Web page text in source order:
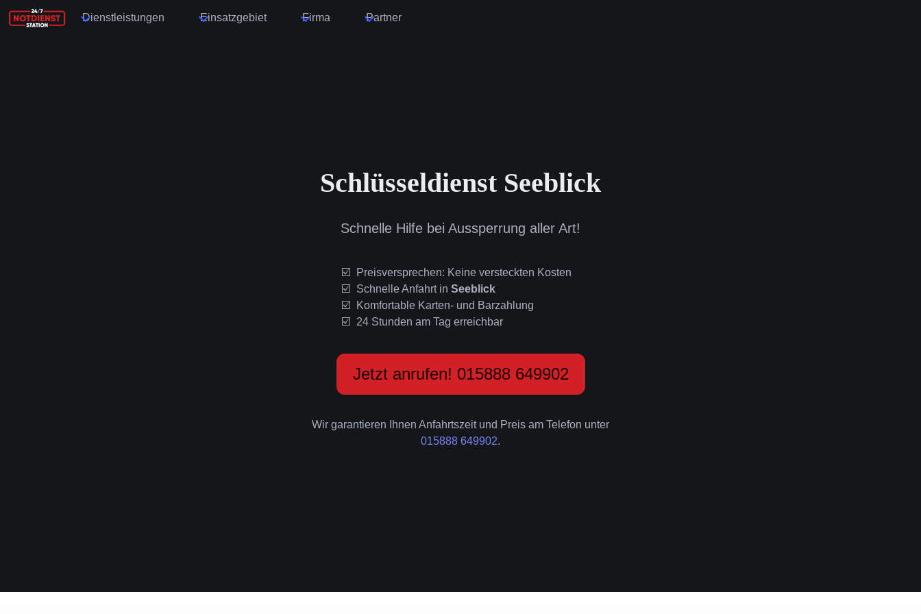
Dienstleistungen Einsatzgebiet Firma Partner
Schlüsseldienst Seeblick
Schnelle Hilfe bei Aussperrung aller Art!
Preisversprechen: Keine versteckten Kosten
Schnelle Anfahrt in Seeblick
Komfortable Karten- und Barzahlung
24 Stunden am Tag erreichbar
Jetzt anrufen! 015888 649902
Wir garantieren Ihnen Anfahrtszeit und Preis am Telefon unter
015888 649902.